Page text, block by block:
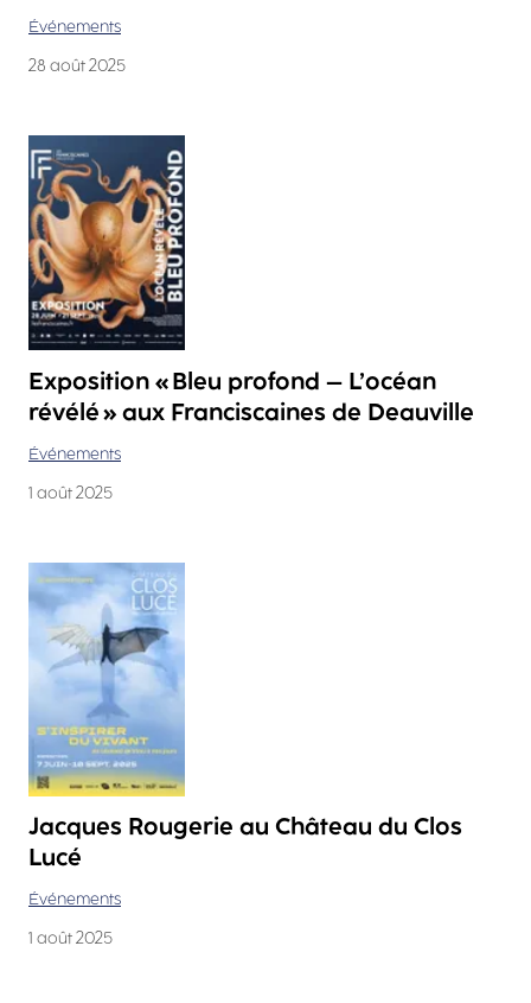
Événements
28 août 2025
Exposition « Bleu profond – L’océan
révélé » aux Franciscaines de Deauville
Événements
1 août 2025
Jacques Rougerie au Château du Clos
Lucé
Événements
1 août 2025